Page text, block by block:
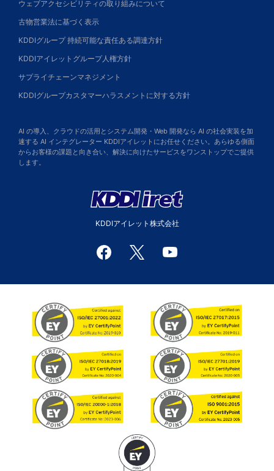
ウェブアクセシビリティの取り組みについて
古物営業法に基づく表示
KDDIグループ 持続可能な責任ある調達方針
KDDIアイレットグループ人権方針
サプライチェーンマネジメント
KDDIグループカスタマーハラスメントに対する方針
AI の導入、クラウドの活用とシステム開発・Web 開発なら AI の社会実装を加
速する AI インテグレーター KDDIアイレットにお任せください。あらゆる側面
からお客様の課題と向き合い、解決に向けたサービスをワンストップでご提供
します。
KDDIアイレット株式会社